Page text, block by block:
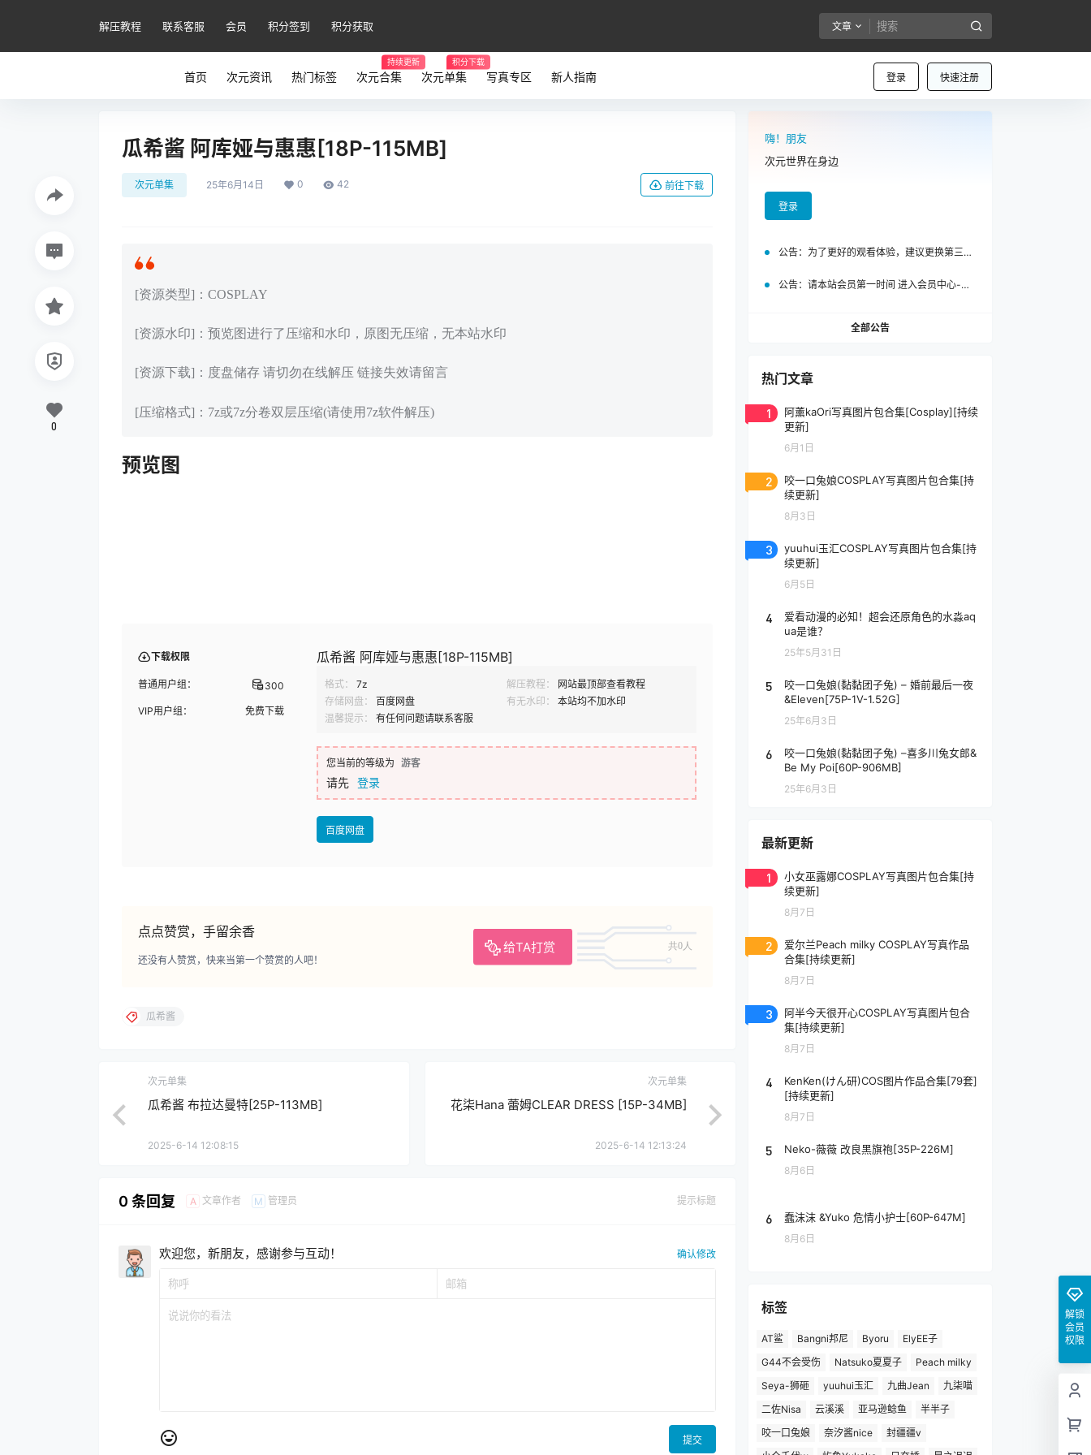
解压教程 联系客服 会员 积分签到 积分获取 文章
登录 快速注册
首页 次元资讯 热门标签 次元合集
持续更新
次元单集
积分下载
写真专区 新人指南
瓜希酱 阿库娅与惠惠[18P-115MB]
次元单集 25年6月14日 0 42 前往下载
[资源类型]：COSPLAY
[资源水印]：预览图进行了压缩和水印，原图无压缩，无本站水印
[资源下载]：度盘储存 请切勿在线解压 链接失效请留言
[压缩格式]：7z或7z分卷双层压缩(请使用7z软件解压)
预览图
下载权限
普通用户组： 300
VIP用户组： 免费下载
瓜希酱 阿库娅与惠惠[18P-115MB]
格式： 7z 解压教程：
网站最顶部查看教程
存储网盘：
百度网盘 有无水印：
本站均不加水印
温馨提示：
有任何问题请联系客服
您当前的等级为 游客
请先 登录
百度网盘
点点赞赏，手留余香
给TA打赏 共0人
还没有人赞赏，快来当第一个赞赏的人吧！
0
瓜希酱
次元单集
瓜希酱 布拉达曼特[25P-113MB]
2025-6-14 12:08:15
次元单集
花柒Hana 蕾姆CLEAR DRESS [15P-34MB]
2025-6-14 12:13:24
0 条回复 A 文章作者 M 管理员 提示标题
欢迎您，新朋友，感谢参与互动！ 确认修改
提交
嗨！朋友
次元世界在身边
登录
公告： 为了更好的观看体验，建议更换第三方浏览器访问泡面站
公告： 请本站会员第一时间 进入会员中心-我的设置中为您的账号绑定邮箱!
全部公告
热门文章
1
阿薰kaOri写真图片包合集[Cosplay][持续
更新]
6月1日
2
咬一口兔娘COSPLAY写真图片包合集[持
续更新]
8月3日
3
yuuhui玉汇COSPLAY写真图片包合集[持
续更新]
6月5日
4
爱看动漫的必知！超会还原角色的水淼aq
ua是谁？
25年5月31日
5
咬一口兔娘(黏黏团子兔) – 婚前最后一夜
&Eleven[75P-1V-1.52G]
25年6月3日
6
咬一口兔娘(黏黏团子兔) –喜多川兔女郎&
Be My Poi[60P-906MB]
25年6月3日
最新更新
1
小女巫露娜COSPLAY写真图片包合集[持
续更新]
8月7日
2
爱尔兰Peach milky COSPLAY写真作品
合集[持续更新]
8月7日
3
阿半今天很开心COSPLAY写真图片包合
集[持续更新]
8月7日
4
KenKen(けん研)COS图片作品合集[79套]
[持续更新]
8月7日
5 Neko-薇薇 改良黑旗袍[35P-226M]
8月6日
6 蠢沫沫 &Yuko 危情小护士[60P-647M]
8月6日
标签
AT鲨 Bangni邦尼 Byoru
ElyEE子
G44不会受伤
Natsuko夏夏子
Peach milky
Seya-狮砸
yuuhui玉汇 九曲Jean
九柒喵
二佐Nisa
云溪溪 亚马逊鲶鱼
半半子
咬一口兔娘
奈汐酱nice
封疆疆v
解锁
会员
权限